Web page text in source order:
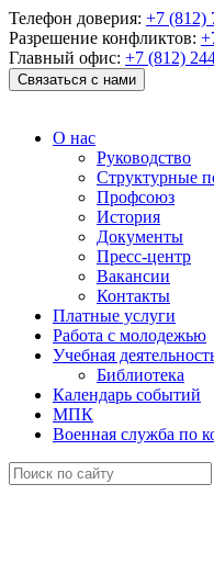
Телефон доверия: +7 (812)
Разрешение конфликтов:
Главный офис: +7 (812)
Связаться с нами
О нас
Руководство
Структурные
Профсоюз
История
Документы
Пресс-центр
Вакансии
Контакты
Платные услуги
Работа с молодежью
Учебная
Библиотека
Календарь событий
МПК
Военная служба по